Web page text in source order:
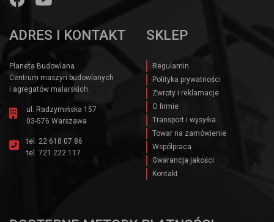
ADRES I KONTAKT
Planeta Budowlana
Centrum maszyn budowlanych
i agregatów malarskich.
ul. Radzymińska 157
03-576 Warszawa
tel. 22 618 07 86
tel. 721 222 117
SKLEP
Regulamin
Polityka prywatności
Zwroty i reklamacje
O firmie
Transport i wysyłka
Towar na zamówienie
Wspólpraca
Gwarancja jakości
Kontakt